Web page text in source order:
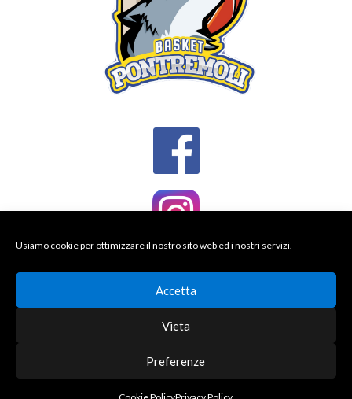
Usiamo cookie per ottimizzare il nostro sito web ed i nostri servizi.
Accetta
Vieta
Preferenze
DESIGNED BY THEMEBOY